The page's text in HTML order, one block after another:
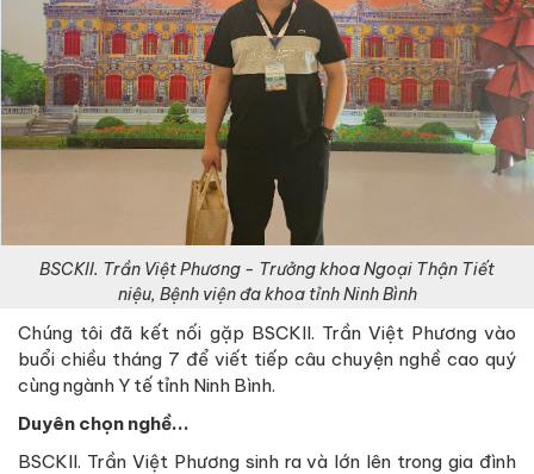
BSCKII. Trần Việt Phương - Trưởng khoa Ngoại Thận Tiết
niệu, Bệnh viện đa khoa tỉnh Ninh Bình
Chúng tôi đã kết nối gặp BSCKII. Trần Việt Phương vào
buổi chiều tháng 7 để viết tiếp câu chuyện nghề cao quý
cùng ngành Y tế tỉnh Ninh Bình.
Duyên chọn nghề...
BSCKII. Trần Việt Phương sinh ra và lớn lên trong gia đình